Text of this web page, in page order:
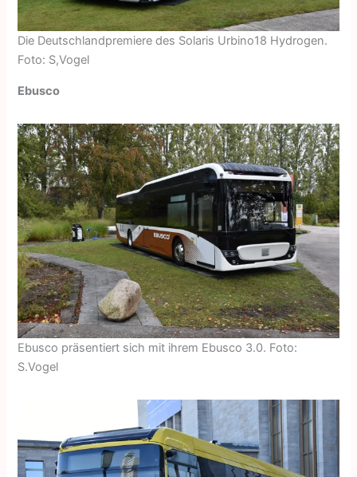
Die Deutschlandpremiere des Solaris Urbino18 Hydrogen.
Foto: S,Vogel
Ebusco
Ebusco präsentiert sich mit ihrem Ebusco 3.0. Foto:
S.Vogel